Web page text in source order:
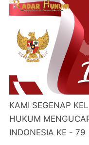
KAMI SEGENAP
HUKUM
INDONESIA KE -